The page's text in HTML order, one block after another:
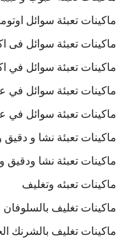
ماكينات تعبئة سوائل
ماكينات تعبئة سوائل فى
ماكينات تعبئة سوائل في
ماكينات تعبئة سوائل في
ماكينات تعبئة سوائل في
ماكينات تعبئة نشا و
ماكينات تعبئة نشا ودقيق
ماكينات تعبئه وتغليف
ماكينات تغليف
ماكينات تغليف بالشرنك